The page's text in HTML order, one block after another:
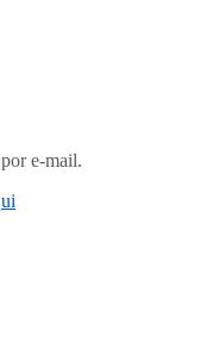
e-mail.